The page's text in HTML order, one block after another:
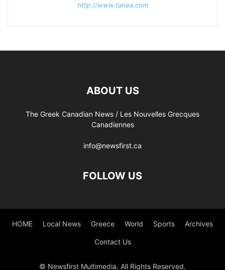
http://www.tanea.com
ABOUT US
The Greek Canadian News / Les Nouvelles Grecques
Canadiennes
info@newsfirst.ca
FOLLOW US
HOME Local News Greece World Sports Archives
Contact Us
© Newsfirst Multimedia. All Rights Reserved.